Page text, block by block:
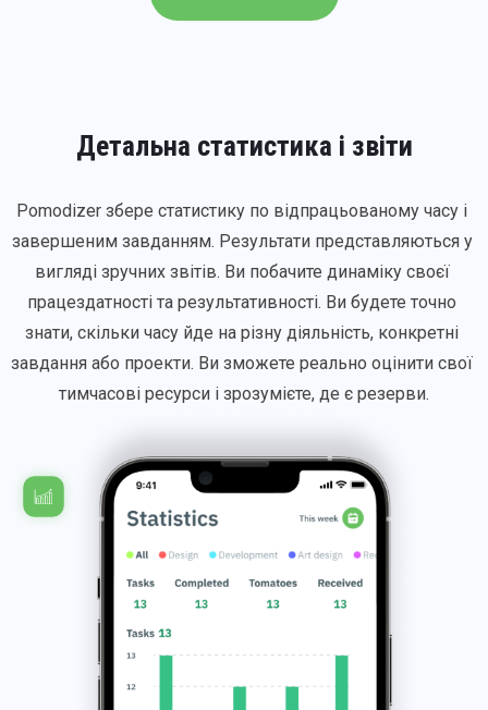
Детальна статистика і звіти
Pomodizer збере статистику по відпрацьованому часу і
завершеним завданням. Результати представляються у
вигляді зручних звітів. Ви побачите динаміку своєї
працездатності та результативності. Ви будете точно
знати, скільки часу йде на різну діяльність, конкретні
завдання або проекти. Ви зможете реально оцінити свої
тимчасові ресурси і зрозумієте, де є резерви.